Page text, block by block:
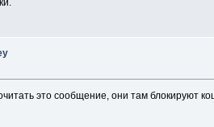
это сообщение, они там блокируют